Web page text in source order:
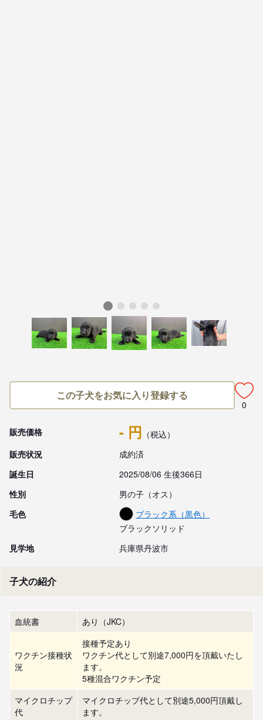
この子犬をお気に入り登録する
0
販売価格 - 円 （税込）
販売状況
成約済
誕生日
2025/08/06 生後366日
性別
男の子（オス）
毛色
ブラック系（黒色）
ブラックソリッド
見学地
兵庫県丹波市
子犬の紹介
血統書 あり（JKC）
ワクチン接種状
況
接種予定あり
ワクチン代として別途7,000円を頂戴いたし
ます。
5種混合ワクチン予定
マイクロチップ
代
マイクロチップ代として別途5,000円頂戴し
ます。